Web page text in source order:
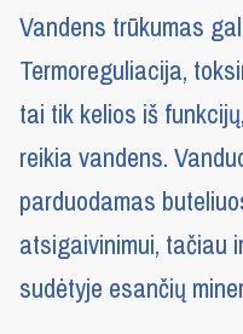
Vandens trūkumas
Termoreguliacija,
tai tik kelios iš
reikia vandens.
parduodamas
atsigaivinimui, tačiau
sudėtyje esančių